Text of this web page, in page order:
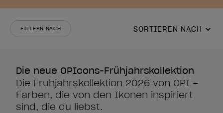
FILTERN NACH SORTIEREN NACH
Die neue OPIcons-Frühjahrskollektion
Die Frühjahrskollektion 2026 von OPI –
Farben, die von den Ikonen inspiriert
sind, die du liebst.